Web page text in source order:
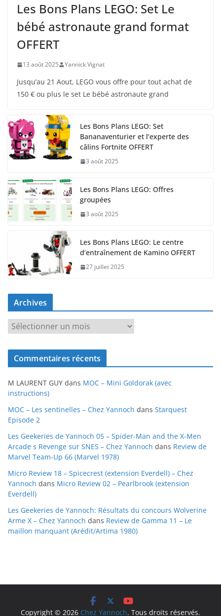
Les Bons Plans LEGO: Set Le
bébé astronaute grand format
OFFERT
13 août 2025 Yannick Vignat
Jusqu’au 21 Aout, LEGO vous offre pour tout achat de
150 € ou plus le set Le bébé astronaute grand
Les Bons Plans LEGO: Set
Bananaventurier et l’experte des
câlins Fortnite OFFERT
3 août 2025
Les Bons Plans LEGO: Offres
groupées
3 août 2025
Les Bons Plans LEGO: Le centre
d’entraînement de Kamino OFFERT
27 juillet 2025
Archives
c
v
e
s
Commentaires récents
M LAURENT GUY dans MOC – Mini Goldorak (avec
instructions)
MOC – Les sentinelles – Chez Yannoch dans Starquest
Episode 2
Les Geekeries de Yannoch 05 – Spider-Man and the X-Men
Arcade s Revenge sur SNES – Chez Yannoch dans Review de
Marvel Team-Up 66 (Marvel 1978)
Micro Review 18 – Spicecrest (extension Everdell) – Chez
Yannoch dans Micro Review 02 – Pearlbrook (extension
Everdell)
Les Geekeries de Yannoch: Résultats du concours Wolverine
Arme X – Chez Yannoch dans Review de Gamma 11 – Le
maillon manquant (Arédit/Artima 1980)
Copyright © 2026 Chez Yannoch. Tous droits réservés.